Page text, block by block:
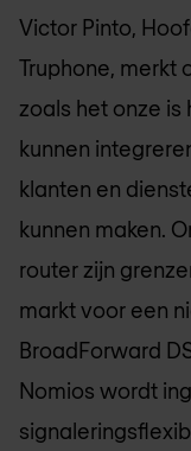
Victor Pinto,
Truphone, merkt
zoals het onze
kunnen
klanten en
kunnen maken.
router zijn
markt voor een
BroadForward
Nomios wordt